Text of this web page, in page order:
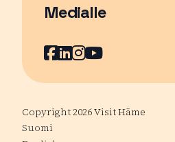
Medialle
Facebook
Sivu avautuu
LinkedIn
Sivu avautuu
Instagram
Sivu avautuu
YouTube
Sivu
Copyright 2026 Visit Häme
Suomi